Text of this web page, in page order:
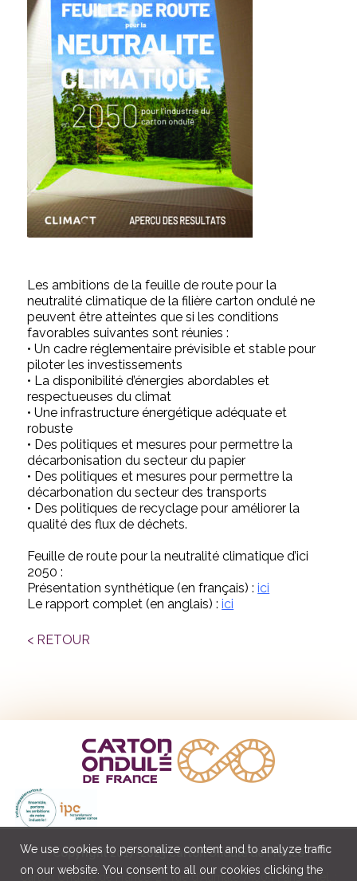
Les ambitions de la feuille de route pour la
neutralité climatique de la filière carton ondulé ne
peuvent être atteintes que si les conditions
favorables suivantes sont réunies :
• Un cadre réglementaire prévisible et stable pour
piloter les investissements
• La disponibilité d’énergies abordables et
respectueuses du climat
• Une infrastructure énergétique adéquate et
robuste
• Des politiques et mesures pour permettre la
décarbonisation du secteur du papier
• Des politiques et mesures pour permettre la
décarbonation du secteur des transports
• Des politiques de recyclage pour améliorer la
qualité des flux de déchets.
Feuille de route pour la neutralité climatique d’ici
2050 :
Présentation synthétique (en français) :ici
Le rapport complet (en anglais) :ici
< RETOUR
Copyright 2017-2023 Carton Ondulé de France
Carton Ondulé de France, 23 rue d’Aumale 75009 Paris – Tél. :
We use cookies to personalize content and to analyze traffic
on our website. You consent to all our cookies clicking the